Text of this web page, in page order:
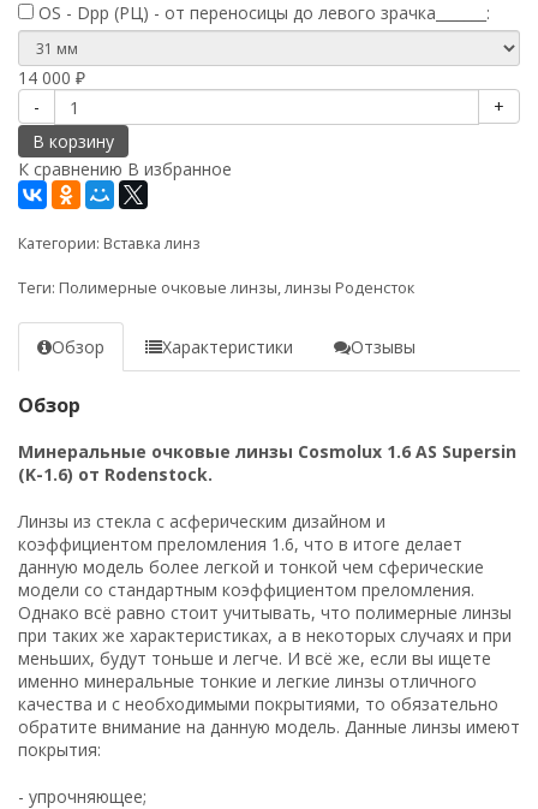
OS - Dpp (РЦ) - от переносицы до левого зрачка_______:
14 000 ₽
-
+
В корзину
К сравнению В избранное
Категории: Вставка линз
Теги: Полимерные очковые линзы,линзы Роденсток
Обзор Характеристики Отзывы
Обзор
Минеральные очковые линзы Cosmolux 1.6 AS Supersin
(K-1.6) от Rodenstock.
Линзы из стекла с асферическим дизайном и
коэффициентом преломления 1.6, что в итоге делает
данную модель более легкой и тонкой чем сферические
модели со стандартным коэффициентом преломления.
Однако всё равно стоит учитывать, что полимерные линзы
при таких же характеристиках, а в некоторых случаях и при
меньших, будут тоньше и легче. И всё же, если вы ищете
именно минеральные тонкие и легкие линзы отличного
качества и с необходимыми покрытиями, то обязательно
обратите внимание на данную модель. Данные линзы имеют
покрытия:
- упрочняющее;